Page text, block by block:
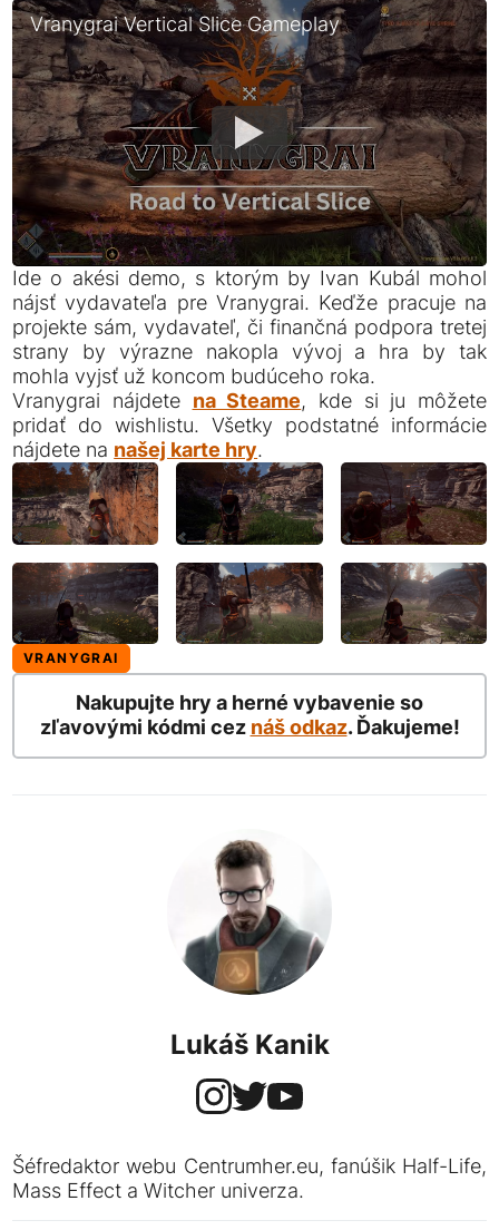
Vranygrai Vertical Slice Gameplay
Ide o akési demo, s ktorým by Ivan Kubál mohol
nájsť vydavateľa pre Vranygrai. Keďže pracuje na
projekte sám, vydavateľ, či finančná podpora tretej
strany by výrazne nakopla vývoj a hra by tak
mohla vyjsť už koncom budúceho roka.
Vranygrai nájdete na Steame, kde si ju môžete
pridať do wishlistu. Všetky podstatné informácie
nájdete na našej karte hry.
VRANYGRAI
Nakupujte hry a herné vybavenie so
zľavovými kódmi cez náš odkaz. Ďakujeme!
Lukáš Kanik
Šéfredaktor webu Centrumher.eu, fanúšik Half-Life,
Mass Effect a Witcher univerza.